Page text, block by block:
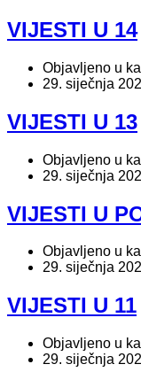
VIJESTI U 14
Objavljeno u
29. siječnja
VIJESTI U 13
Objavljeno u
29. siječnja
VIJESTI U
Objavljeno u
29. siječnja
VIJESTI U 11
Objavljeno u
29. siječnja